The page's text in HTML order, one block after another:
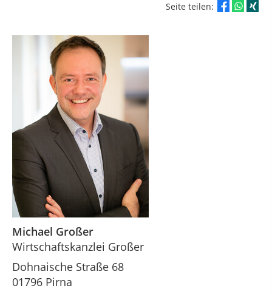
Seite teilen:
Michael Großer
Wirtschaftskanzlei Großer
Dohnaische Straße 68
01796 Pirna